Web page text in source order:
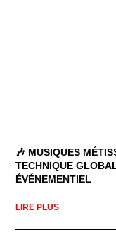
🎶 MUSIQUES
TECHNIQUE
ÉVÉNEMENTIEL
LIRE PLUS